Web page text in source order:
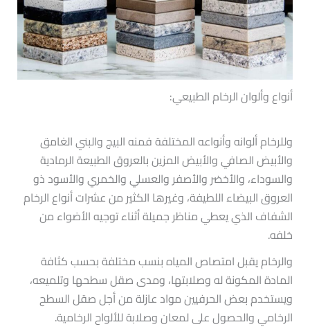
أنواع وألوان الرخام الطبيعي:
وللرخام ألوانه وأنواعه المختلفة فمنه البيج والبني الغامق
والأبيض الصافي والأبيض المزين بالعروق الطبيعة الرمادية
والسوداء، والأخضر والأصفر والعسلي والخمري والأسود ذو
العروق البيضاء اللطيفة، وغيرها الكثير من عشرات أنواع الرخام
الشفاف الذي يعطي مناظر جميلة أثناء توجيه الأضواء من
خلفه.
والرخام يقبل امتصاص المياه بنسب مختلفة بحسب كثافة
المادة المكونة له وصلابتها، ومدى صقل سطحها وتلميعه،
ويستخدم بعض الحرفيين مواد عازلة من أجل صقل السطح
الرخامي والحصول على لمعان وصلابة للألواح الرخامية.